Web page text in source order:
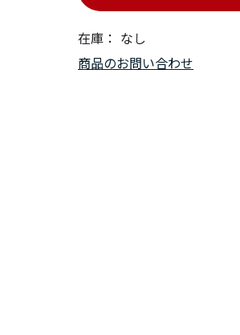
在庫： なし
商品のお問い合わせ